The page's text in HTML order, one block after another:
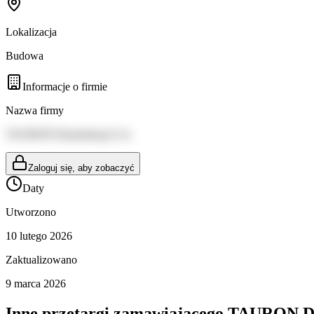
Lokalizacja
Budowa
Informacje o firmie
Nazwa firmy
Zaloguj się, aby zobaczyć
Daty
Utworzono
10 lutego 2026
Zaktualizowano
9 marca 2026